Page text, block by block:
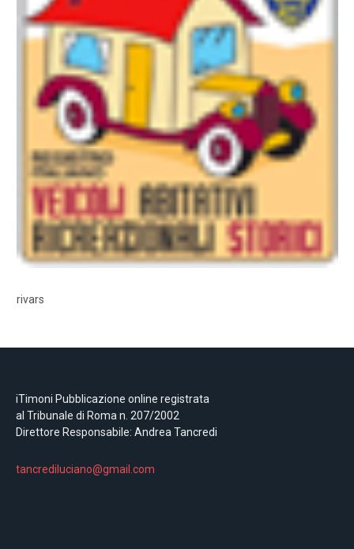
rivars
iTimoni Pubblicazione online registrata
al Tribunale di Roma n. 207/2002
Direttore Responsabile: Andrea Tancredi
tancrediluciano@gmail.com